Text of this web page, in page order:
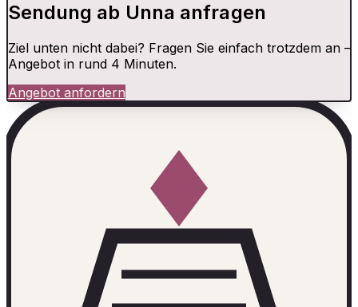
Sendung ab Unna anfragen
Ziel unten nicht dabei? Fragen Sie einfach trotzdem an –
Angebot in rund 4 Minuten.
Angebot anfordern